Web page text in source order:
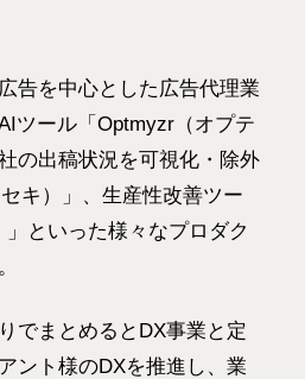
告を中心とした広告代理業
ツール「Optmyzr（オプテ
の出稿状況を可視化・除外
キ）」、生産性改善ツー
といった様々なプロダク
でまとめるとDX事業と定
ント様のDXを推進し、業